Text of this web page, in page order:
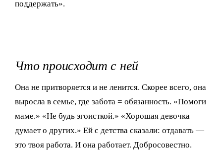
поддержать».
Что происходит с ней
Она не притворяется и не ленится. Скорее всего, она
выросла в семье, где забота = обязанность. «Помоги
маме.» «Не будь эгоисткой.» «Хорошая девочка
думает о других.» Ей с детства сказали: отдавать —
это твоя работа. И она работает. Добросовестно.